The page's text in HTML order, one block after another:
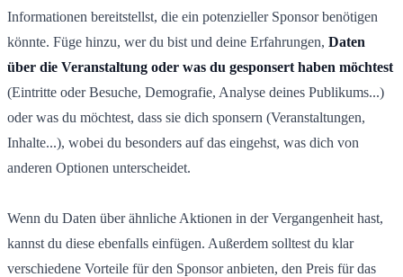
Informationen bereitstellst, die ein potenzieller Sponsor benötigen
könnte. Füge hinzu, wer du bist und deine Erfahrungen, Daten
über die Veranstaltung oder was du gesponsert haben möchtest
(Eintritte oder Besuche, Demografie, Analyse deines Publikums...)
oder was du möchtest, dass sie dich sponsern (Veranstaltungen,
Inhalte...), wobei du besonders auf das eingehst, was dich von
anderen Optionen unterscheidet.
Wenn du Daten über ähnliche Aktionen in der Vergangenheit hast,
kannst du diese ebenfalls einfügen. Außerdem solltest du klar
verschiedene Vorteile für den Sponsor anbieten, den Preis für das